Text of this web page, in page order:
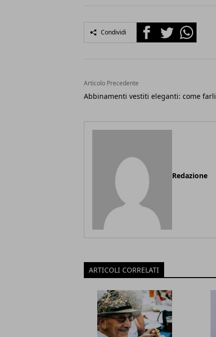
Condividi FacebookTwitterWhatsapp
Articolo Precedente
Abbinamenti vestiti eleganti: come farli
Redazione
ARTICOLI CORRELATI